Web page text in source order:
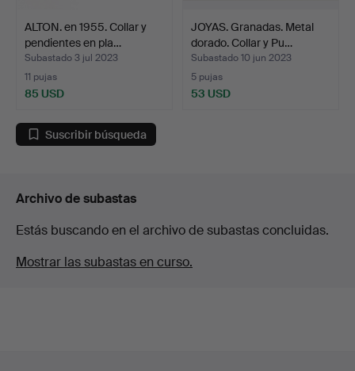
ALTON. en 1955. Collar y
pendientes en pla…
Subastado 3 jul 2023
11 pujas
85 USD
JOYAS. Granadas. Metal
dorado. Collar y Pu…
Subastado 10 jun 2023
5 pujas
53 USD
Suscribir búsqueda
Archivo de subastas
Estás buscando en el archivo de subastas concluidas.
Mostrar las subastas en curso.